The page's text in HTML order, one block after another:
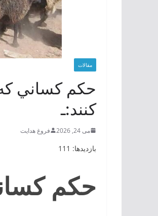
مقالات
حکم كساني
كنند:ـ
می 24, 2026 فروغ هدایت
بازدیدها: 111
حکم